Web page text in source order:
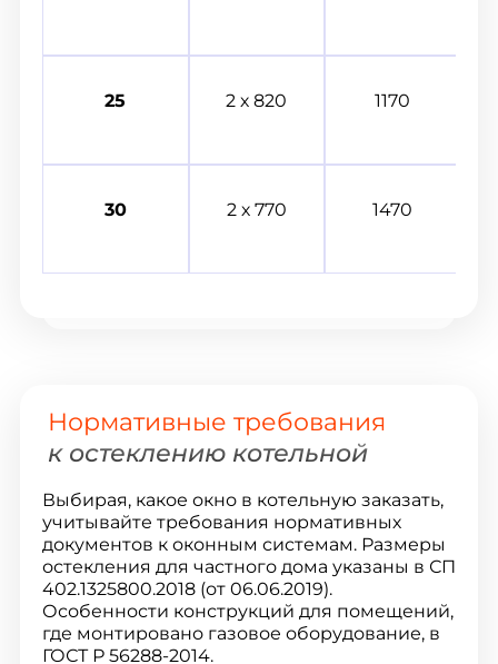
25 2 х 820 1170
30 2 х 770 1470
Нормативные требования
к остеклению котельной
Выбирая, какое окно в котельную заказать,
учитывайте требования нормативных
документов к оконным системам. Размеры
остекления для частного дома указаны в СП
402.1325800.2018 (от 06.06.2019).
Особенности конструкций для помещений,
где монтировано газовое оборудование, в
ГОСТ Р 56288-2014.